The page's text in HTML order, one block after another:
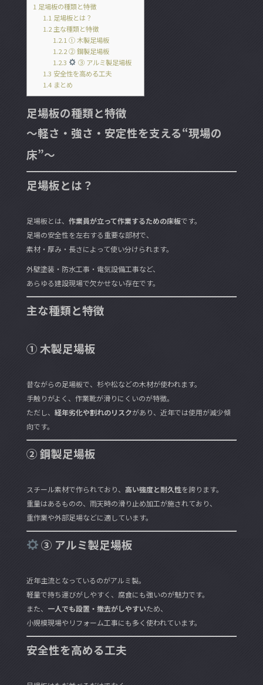
1 足場板の種類と特徴
1.1 足場板とは？
1.2主な種類と特徴
1.2.1 ① 木製足場板
1.2.2② 鋼製足場板
1.2.3
③ アルミ製足場板
1.3 安全性を高める工夫
1.4まとめ
足場板の種類と特徴
〜軽さ・強さ・安定性を支える“現場の
床”〜
足場板とは？
足場板とは、 作業員が立って作業するための床板です。
足場の安全性を左右する重要な部材で、
素材・厚み・長さによって使い分けられます。
外壁塗装・防水工事・電気設備工事など、
あらゆる建設現場で欠かせない存在です。
主な種類と特徴
① 木製足場板
昔ながらの足場板で、杉や松などの木材が使われます。
手触りがよく、作業靴が滑りにくいのが特徴。
ただし、 経年劣化や割れのリスクがあり、近年では使用が減少傾
向です。
② 鋼製足場板
スチール素材で作られており、 高い強度と耐久性を誇ります。
重量はあるものの、雨天時の滑り止め加工が施されており、
重作業や外部足場などに適しています。
③ アルミ製足場板
近年主流となっているのがアルミ製。
軽量で持ち運びがしやすく、腐食にも強いのが魅力です。
また、 一人でも設置・撤去がしやすいため、
小規模現場やリフォーム工事にも多く使われています。
安全性を高める工夫